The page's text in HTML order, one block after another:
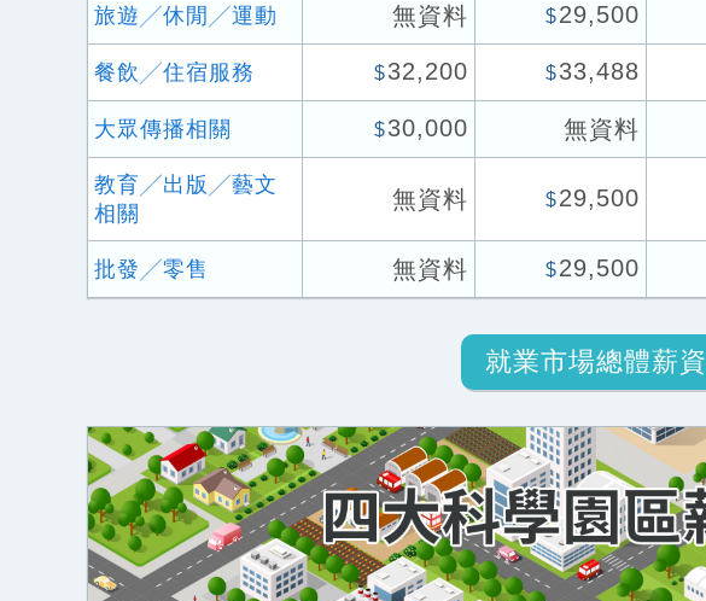
旅遊╱休閒╱運動 無資料 $29,500
餐飲╱住宿服務 $32,200 $33,488
大眾傳播相關 $30,000 無資料
教育╱出版╱藝文
相關
無資料 $29,500
批發╱零售 無資料 $29,500
就業市場總體薪